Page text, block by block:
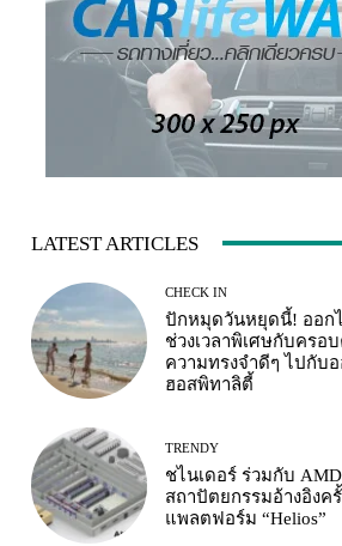
LATEST ARTICLES
CHECK IN
ปักหมุดวันหยุดนี้! ออก
ช่วงเวลาพิเศษกับครอ
ความทรงจำดีๆ ไปกับ
ฮอสพิทาลิตี้
TRENDY
ชไนเดอร์ ร่วมกับ
สถาปัตยกรรมอ้างอิงค
แพลตฟอร์ม “Helios”